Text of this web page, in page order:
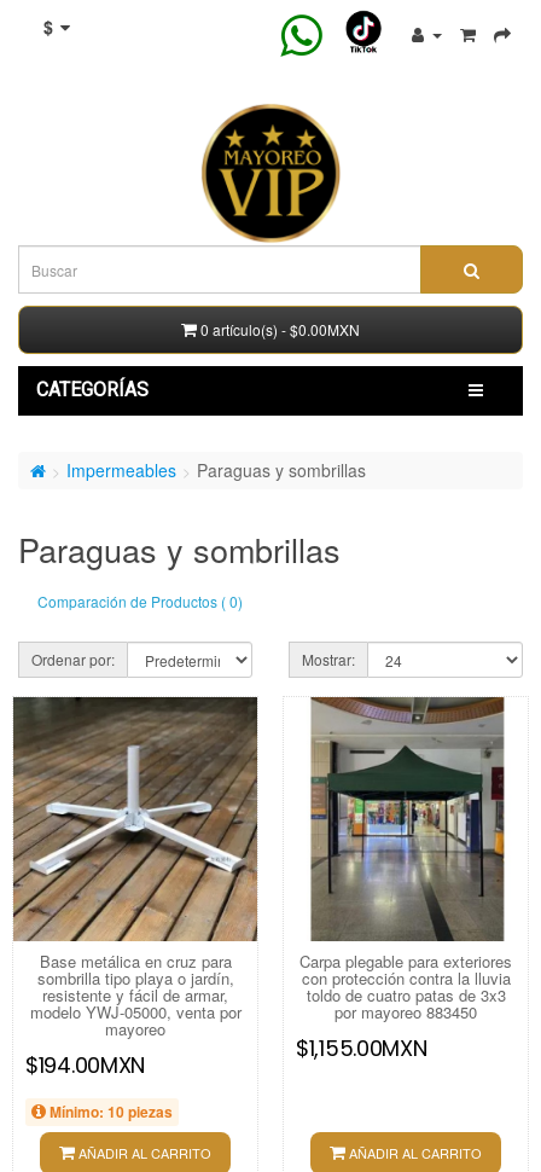
$
0 artículo(s) - $0.00MXN
CATEGORÍAS
Impermeables Paraguas y sombrillas
Paraguas y sombrillas
Comparación de Productos ( 0)
Ordenar por: Mostrar:
Base metálica en cruz para
sombrilla tipo playa o jardín,
resistente y fácil de armar,
modelo YWJ-05000, venta por
mayoreo
$194.00MXN
Mínimo: 10 piezas
AÑADIR AL CARRITO
Carpa plegable para exteriores
con protección contra la lluvia
toldo de cuatro patas de 3x3
por mayoreo 883450
$1,155.00MXN
AÑADIR AL CARRITO